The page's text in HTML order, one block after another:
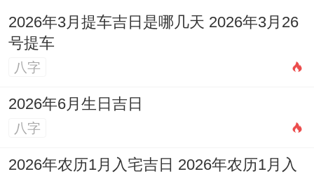
记住；好运从来不是等来的—那些深夜修改
的方法、精心准备的约会、还有坚持打卡的
运动计划、终将在某个转角处绽放成惊喜.把
握住眼前的机遇；
用智慧跟着热情书写属于自己的精彩篇章~
当2025年的日历翻到说白了一页时你定会感
2026年3月提车吉日是哪几天 2026年3月26
号提车
八字
2026年6月生日吉日
八字
2026年农历1月入宅吉日 2026年农历1月入